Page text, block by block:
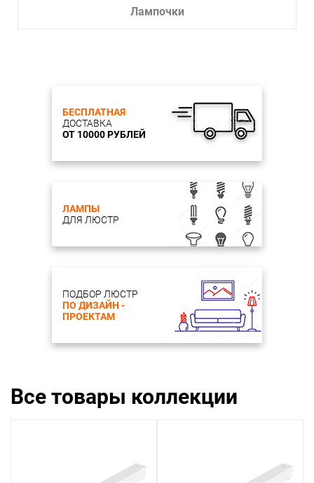
Лампочки
БЕСПЛАТНАЯ
ДОСТАВКА
ОТ 10000 РУБЛЕЙ
ЛАМПЫ
ДЛЯ ЛЮСТР
ПОДБОР ЛЮСТР
ПО ДИЗАЙН -
ПРОЕКТАМ
Все товары коллекции